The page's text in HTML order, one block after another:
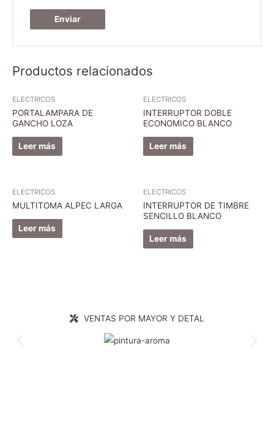
Productos relacionados
ELECTRICOS
PORTALAMPARA DE
GANCHO LOZA
Leer más
ELECTRICOS
INTERRUPTOR DOBLE
ECONOMICO BLANCO
Leer más
ELECTRICOS
MULTITOMA ALPEC LARGA
Leer más
ELECTRICOS
INTERRUPTOR DE TIMBRE
SENCILLO BLANCO
Leer más
VENTAS POR MAYOR Y DETAL